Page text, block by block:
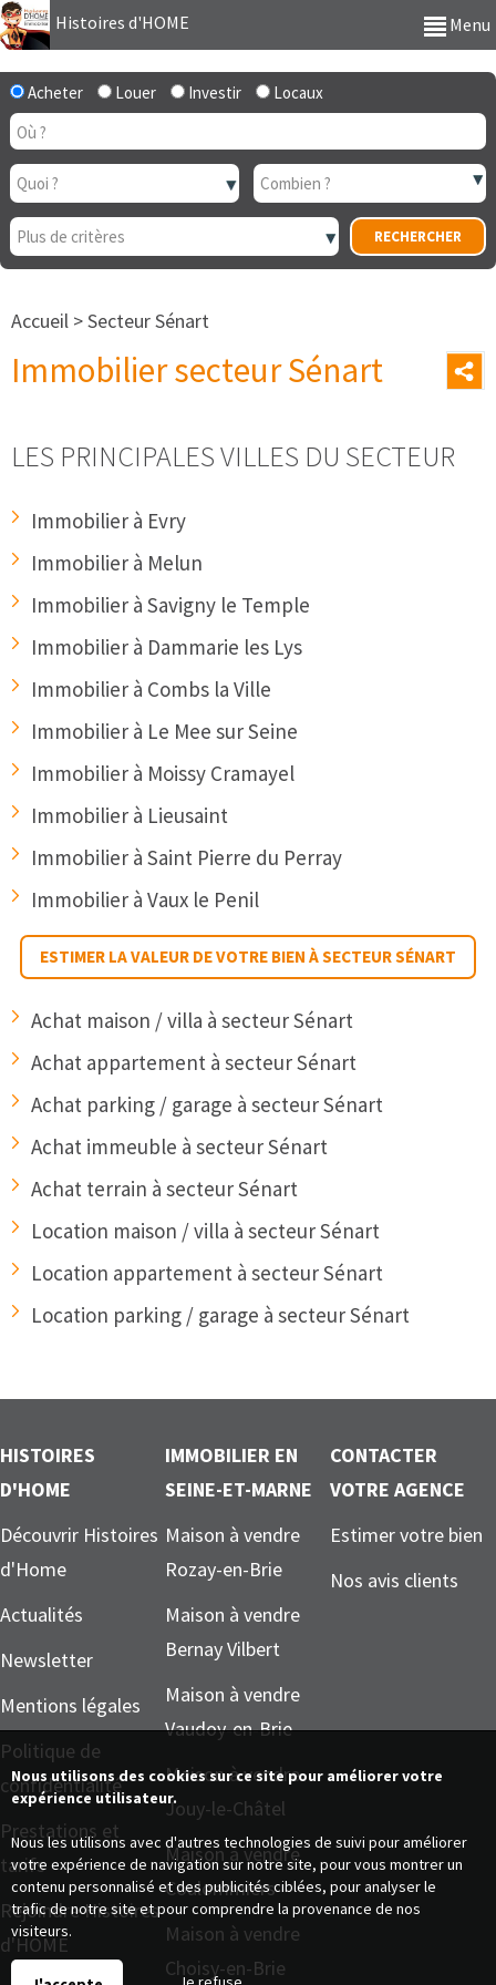
Histoires d'HOME Menu
Acheter Louer Investir Locaux
Accueil >Secteur Sénart
Immobilier secteur Sénart
LES PRINCIPALES VILLES DU SECTEUR
Immobilier à Evry
Immobilier à Melun
Immobilier à Savigny le Temple
Immobilier à Dammarie les Lys
Immobilier à Combs la Ville
Immobilier à Le Mee sur Seine
Immobilier à Moissy Cramayel
Immobilier à Lieusaint
Immobilier à Saint Pierre du Perray
Immobilier à Vaux le Penil
ESTIMER LA VALEUR DE VOTRE BIEN À SECTEUR SÉNART
Achat maison / villa à secteur Sénart
Achat appartement à secteur Sénart
Achat parking / garage à secteur Sénart
Achat immeuble à secteur Sénart
Achat terrain à secteur Sénart
Location maison / villa à secteur Sénart
Location appartement à secteur Sénart
Location parking / garage à secteur Sénart
HISTOIRES
D'HOME
Découvrir Histoires
d'Home
Actualités
Newsletter
Mentions légales
Politique de
confidentialité
Prestations et
tarifs
Rejoindre Histoires
d'HOME
IMMOBILIER EN
SEINE-ET-MARNE
Maison à vendre
Rozay-en-Brie
Maison à vendre
Bernay Vilbert
Maison à vendre
Vaudoy-en-Brie
Maison à vendre
Jouy-le-Châtel
Maison à vendre
Coulommiers
Maison à vendre
Choisy-en-Brie
CONTACTER
VOTRE AGENCE
Estimer votre bien
Nos avis clients
Nous utilisons des cookies sur ce site pour améliorer votre
expérience utilisateur.
Nous les utilisons avec d'autres technologies de suivi pour améliorer
votre expérience de navigation sur notre site, pour vous montrer un
contenu personnalisé et des publicités ciblées, pour analyser le
trafic de notre site et pour comprendre la provenance de nos
visiteurs.